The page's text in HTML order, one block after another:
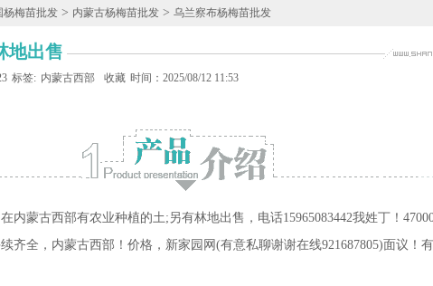
杨梅苗批发 > 内蒙古杨梅苗批发 > 乌兰察布杨梅苗批发
地出售
标签: 内蒙古西部有林地出售
收藏 时间：2025/08/12 11:53
内蒙古西部有农业种植的土;另有林地出售，电话15965083442我姓丁！
齐全，内蒙古西部！价格，新家园网(有意私聊谢谢在线921687805)面议！